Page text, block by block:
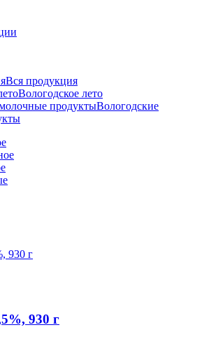
Вся продукция
Вологодское лето
Вологодские
930 г